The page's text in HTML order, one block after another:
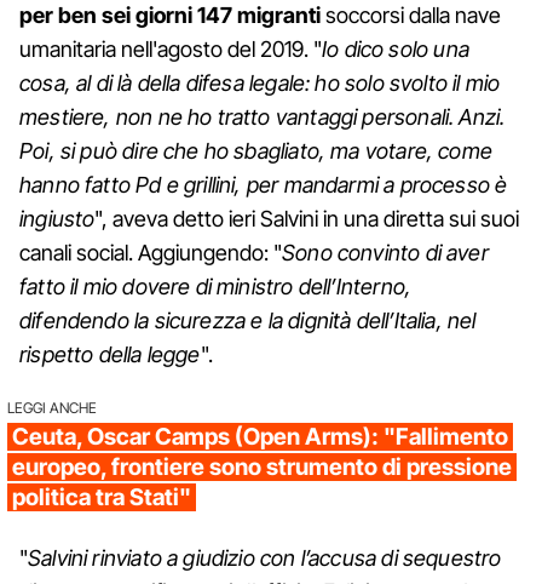
per ben sei giorni 147 migrantisoccorsi dalla nave
umanitaria nell'agosto del 2019. "Io dico solo una
cosa, al di là della difesa legale: ho solo svolto il mio
mestiere, non ne ho tratto vantaggi personali. Anzi.
Poi, si può dire che ho sbagliato, ma votare, come
hanno fatto Pd e grillini, per mandarmi a processo è
ingiusto", aveva detto ieri Salvini in una diretta sui suoi
canali social. Aggiungendo: "Sono convinto di aver
fatto il mio dovere di ministro dell’Interno,
difendendo la sicurezza e la dignità dell’Italia, nel
rispetto della legge".
LEGGI ANCHE
Ceuta, Oscar Camps (Open Arms): "Fallimento
europeo, frontiere sono strumento di pressione
politica tra Stati"
"Salvini rinviato a giudizio con l’accusa di sequestro